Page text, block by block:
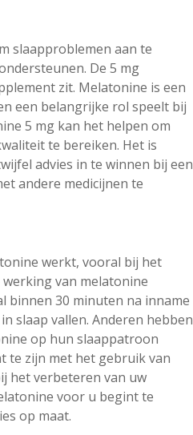
slaapproblemen aan te
De 5 mg
zit. Melatonine is een
een belangrijke rol speelt bij
5 mg kan het helpen om
te bereiken. Het is
advies in te winnen bij een
andere medicijnen te
werkt, vooral bij het
van melatonine
binnen 30 minuten na inname
slaap vallen. Anderen hebben
op hun slaappatroon
te zijn met het gebruik van
het verbeteren van uw
voor u begint te
op maat.